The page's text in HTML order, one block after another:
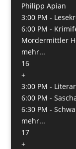
Philipp Apian
3:00 PM -
6:00 PM -
Mordermittler
mehr...
16
+
3:00 PM -
6:00 PM -
6:30 PM -
mehr...
17
+